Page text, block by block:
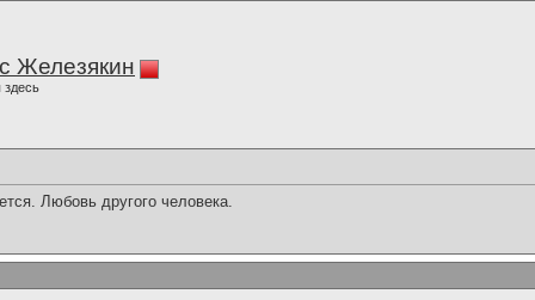
Железякин
Любовь другого человека.